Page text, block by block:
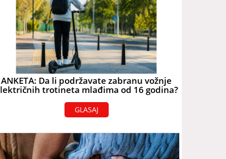
ANKETA: Da li podržavate zabranu vožnje
trotineta mlađima od 16 godina?
GLASAJ